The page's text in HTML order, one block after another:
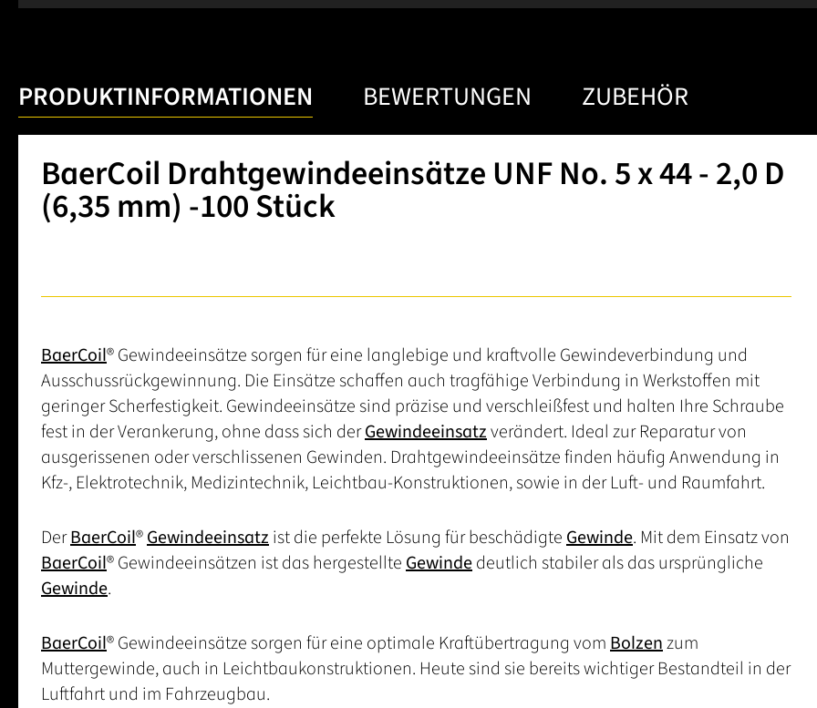
PRODUKTINFORMATIONEN BEWERTUNGEN ZUBEHÖR
BaerCoil Drahtgewindeeinsätze UNF No. 5 x 44 - 2,0 D
(6,35 mm) -100 Stück
BaerCoil® Gewindeeinsätze sorgen für eine langlebige und kraftvolle Gewindeverbindung und
Ausschussrückgewinnung. Die Einsätze schaffen auch tragfähige Verbindung in Werkstoffen mit
geringer Scherfestigkeit. Gewindeeinsätze sind präzise und verschleißfest und halten Ihre Schraube
fest in der Verankerung, ohne dass sich derGewindeeinsatzverändert. Ideal zur Reparatur von
ausgerissenen oder verschlissenen Gewinden. Drahtgewindeeinsätze finden häufig Anwendung in
Kfz-, Elektrotechnik, Medizintechnik, Leichtbau-Konstruktionen, sowie in der Luft- und Raumfahrt.
DerBaerCoil®Gewindeeinsatzist die perfekte Lösung für beschädigteGewinde. Mit dem Einsatz von
BaerCoil® Gewindeeinsätzen ist das hergestellteGewindedeutlich stabiler als das ursprüngliche
Gewinde.
BaerCoil® Gewindeeinsätze sorgen für eine optimale Kraftübertragung vomBolzenzum
Muttergewinde, auch in Leichtbaukonstruktionen. Heute sind sie bereits wichtiger Bestandteil in der
Luftfahrt und im Fahrzeugbau.